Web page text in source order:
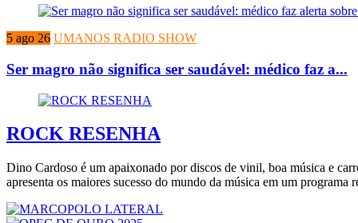
5 ago 26 UMANOS RADIO SHOW
Ser magro não significa ser saudável: médico faz a...
ROCK RESENHA
Dino Cardoso é um apaixonado por discos de vinil, boa música e
apresenta os maiores sucesso do mundo da música em um